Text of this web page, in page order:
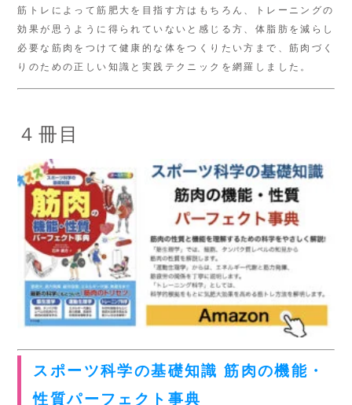
筋トレによって筋肥大を目指す方はもちろん、トレーニングの
効果が思うように得られていないと感じる方、体脂肪を減らし
必要な筋肉をつけて健康的な体をつくりたい方まで、筋肉づく
りのための正しい知識と実践テクニックを網羅しました。
４冊目
スポーツ科学の基礎知識 筋肉の機能・
性質パーフェクト事典